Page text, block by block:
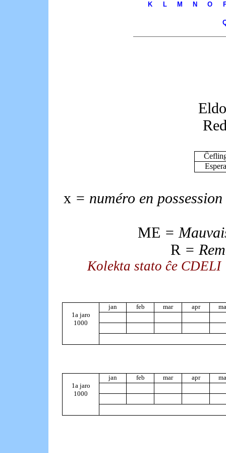
K L M N O